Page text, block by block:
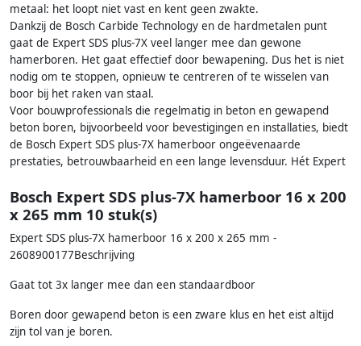
metaal: het loopt niet vast en kent geen zwakte.
Dankzij de Bosch Carbide Technology en de hardmetalen punt
gaat de Expert SDS plus-7X veel langer mee dan gewone
hamerboren. Het gaat effectief door bewapening. Dus het is niet
nodig om te stoppen, opnieuw te centreren of te wisselen van
boor bij het raken van staal.
Voor bouwprofessionals die regelmatig in beton en gewapend
beton boren, bijvoorbeeld voor bevestigingen en installaties, biedt
de Bosch Expert SDS plus-7X hamerboor ongeëvenaarde
prestaties, betrouwbaarheid en een lange levensduur. Hét Expert
Bosch Expert SDS plus-7X hamerboor 16 x 200
x 265 mm 10 stuk(s)
Expert SDS plus-7X hamerboor 16 x 200 x 265 mm -
2608900177Beschrijving
Gaat tot 3x langer mee dan een standaardboor
Boren door gewapend beton is een zware klus en het eist altijd
zijn tol van je boren.